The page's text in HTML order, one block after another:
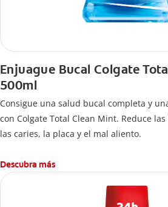
Enjuague Bucal Colgate
500ml
Consigue una salud bucal completa y
con Colgate Total Clean Mint. Reduce
las caries, la placa y el mal aliento.
Descubra más